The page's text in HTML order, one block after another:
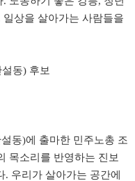
상을 살아가는 사람들을
동) 후보
동)에 출마한 민주노총 조
목소리를 반영하는 진보
. 우리가 살아가는 공간에